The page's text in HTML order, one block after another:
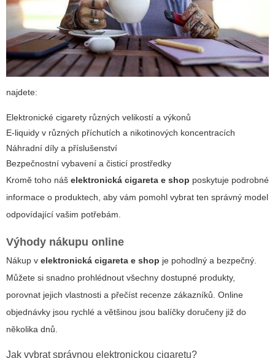
najdete:
Elektronické cigarety různých velikostí a výkonů
E-liquidy v různých příchutích a nikotinových koncentracích
Náhradní díly a příslušenství
Bezpečnostní vybavení a čisticí prostředky
Kromě toho náš elektronická cigareta e shop poskytuje podrobné
informace o produktech, aby vám pomohl vybrat ten správný model
odpovídající vašim potřebám.
Výhody nákupu online
Nákup v elektronická cigareta e shop je pohodlný a bezpečný.
Můžete si snadno prohlédnout všechny dostupné produkty,
porovnat jejich vlastnosti a přečíst recenze zákazníků. Online
objednávky jsou rychlé a většinou jsou balíčky doručeny již do
několika dnů.
Jak vybrat správnou elektronickou cigaretu?